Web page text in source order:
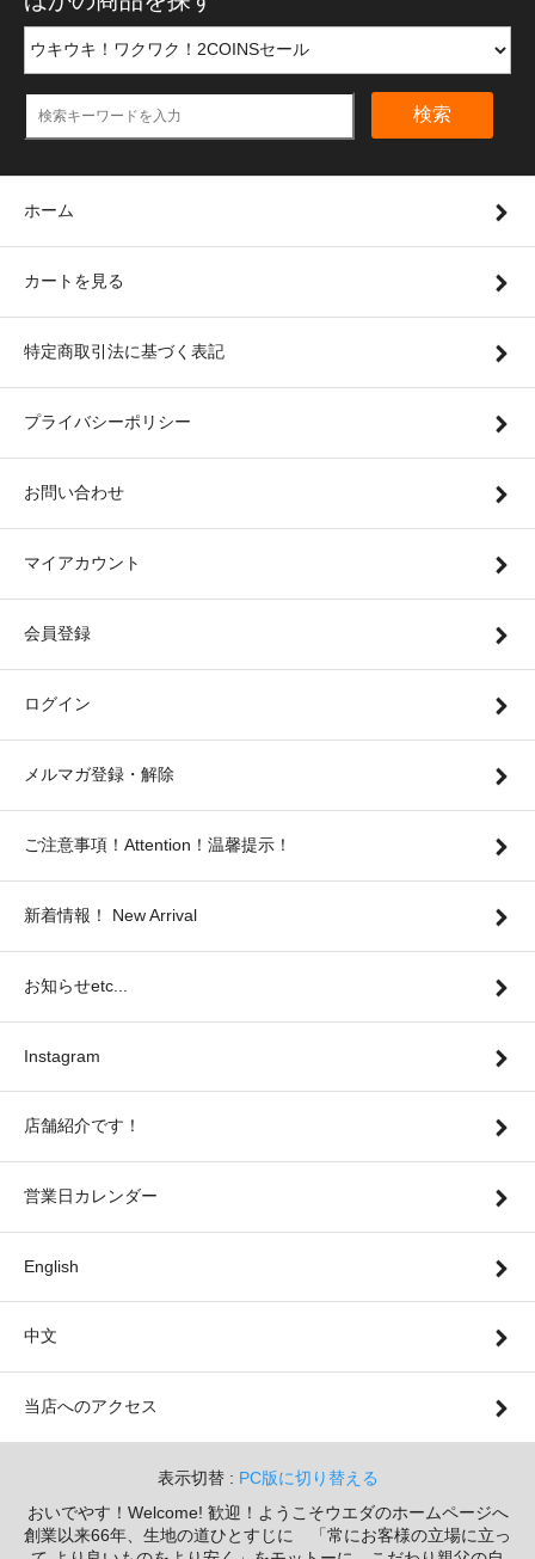
検索
ホーム
カートを見る
特定商取引法に基づく表記
プライバシーポリシー
お問い合わせ
マイアカウント
会員登録
ログイン
メルマガ登録・解除
ご注意事項！Attention！温馨提示！
新着情報！ New Arrival
お知らせetc...
Instagram
店舗紹介です！
営業日カレンダー
English
中文
当店へのアクセス
表示切替 : PC版に切り替える
おいでやす！Welcome! 歓迎！ようこそウエダのホームページへ
創業以来66年、生地の道ひとすじに 「常にお客様の立場に立っ